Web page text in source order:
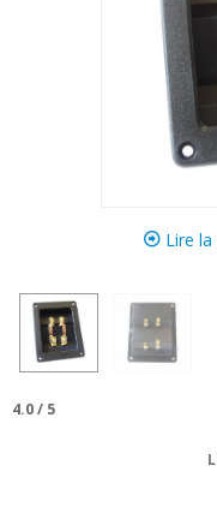
Lire la
4.0/ 5